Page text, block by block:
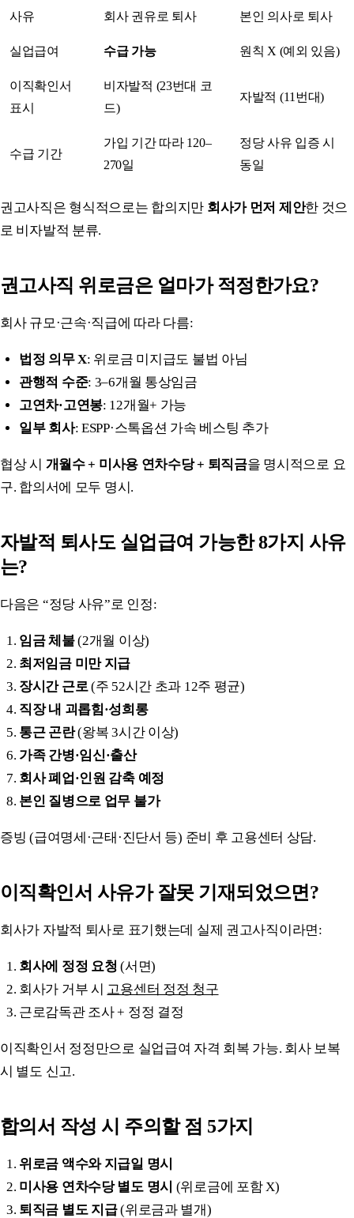
사유 회사 권유로 퇴사 본인 의사로 퇴사
실업급여 수급 가능 원칙 X (예외 있음)
이직확인서
표시
비자발적 (23번대 코
드)
자발적 (11번대)
수급 기간
가입 기간 따라 120–
270일
정당 사유 입증 시
동일
권고사직은 형식적으로는 합의지만 회사가 먼저 제안한 것으
로 비자발적 분류.
권고사직 위로금은 얼마가 적정한가요?
회사 규모·근속·직급에 따라 다름:
법정 의무 X: 위로금 미지급도 불법 아님
관행적 수준: 3–6개월 통상임금
고연차·고연봉: 12개월+ 가능
일부 회사: ESPP·스톡옵션 가속 베스팅 추가
협상 시 개월수 + 미사용 연차수당 + 퇴직금을 명시적으로 요
구. 합의서에 모두 명시.
자발적 퇴사도 실업급여 가능한 8가지 사유
는?
다음은 “정당 사유”로 인정:
임금 체불(2개월 이상)
최저임금 미만 지급
장시간 근로 (주 52시간 초과 12주 평균)
직장 내 괴롭힘·성희롱
통근 곤란(왕복 3시간 이상)
가족 간병·임신·출산
회사 폐업·인원 감축 예정
본인 질병으로 업무 불가
증빙 (급여명세·근태·진단서 등) 준비 후 고용센터 상담.
이직확인서 사유가 잘못 기재되었으면?
회사가 자발적 퇴사로 표기했는데 실제 권고사직이라면:
회사에 정정 요청 (서면)
회사가 거부 시 고용센터 정정 청구
근로감독관 조사 + 정정 결정
이직확인서 정정만으로 실업급여 자격 회복 가능. 회사 보복
시 별도 신고.
합의서 작성 시 주의할 점 5가지
위로금 액수와 지급일 명시
미사용 연차수당 별도 명시 (위로금에 포함 X)
퇴직금 별도 지급(위로금과 별개)